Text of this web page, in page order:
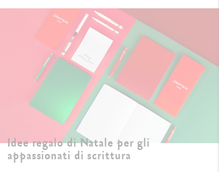
Idee regalo di Natale per gli
appassionati di scrittura